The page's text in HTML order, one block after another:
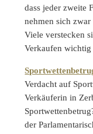
dass jeder zweite
nehmen sich
Viele verstecken
Verkaufen
Verdacht auf
Verkäuferin in
der